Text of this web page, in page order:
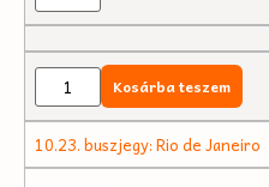
Kosárba teszem
10.23. buszjegy: Rio de Janeiro